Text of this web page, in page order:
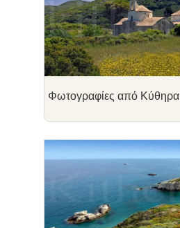
Φωτογραφίες από Κύθηρα